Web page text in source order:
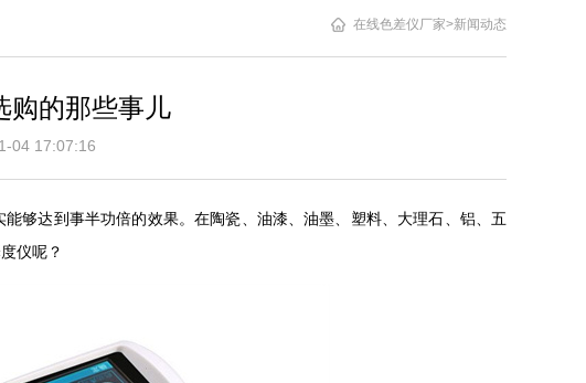
在线色差仪厂家>新闻动态
购的那些事儿
04 17:07:16
够达到事半功倍的效果。在陶瓷、油漆、油墨、塑料、大理石、铝、五
仪呢？